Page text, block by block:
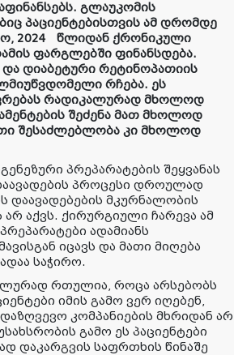
გლაუკომის
პაციენტებისთვის ამ დრომდე
2024
წლიდან ქრონიკული
ფარგლებში ფინანსდება.
და დიაბეტური რეტინოპათიის
რჩება. ეს
რადიკალურად მხოლოდ
შეძენა მათ მხოლოდ
შესაძლებლობა კი მხოლოდ
პრეპარატების შეყვანას
პროცესი დროულად
დაავადებების მკურნალობის
აქვს. ქირურგიული ჩარევა ამ
ადამიანს
იცავს და მათი მიღება
საჭირო.
რთულია, როცა არსებობს
იმის გამო ვერ იღებენ,
კომპანიების მხრიდან არ
გამო ეს პაციენტები
დაკარგვის საფრთხის წინაშე